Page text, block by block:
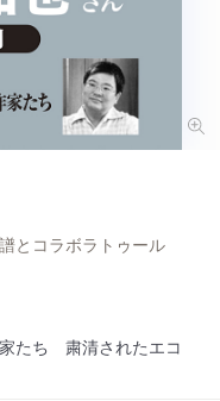
とコラボラトゥール
たち 粛清されたエコ